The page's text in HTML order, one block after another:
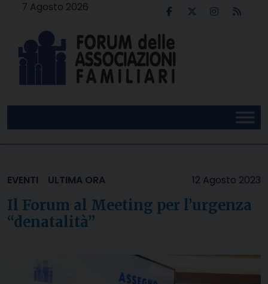
7 Agosto 2026
12 Agosto 2023
EVENTI ULTIMA ORA
Il Forum al Meeting per l’urgenza
“denatalità”